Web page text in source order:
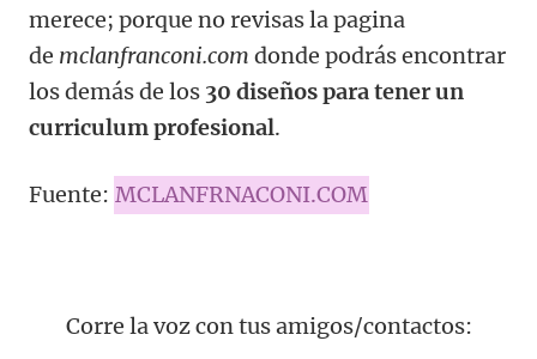
merece; porque no revisas la pagina
de mclanfranconi.com donde podrás encontrar
los demás de los 30 diseños para tener un
curriculum profesional.
Fuente: MCLANFRNACONI.COM
Corre la voz con tus amigos/contactos: